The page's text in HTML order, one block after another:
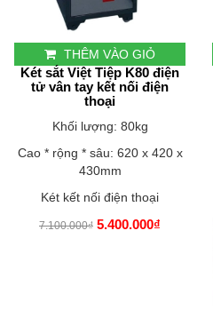
THÊM VÀO GIỎ
Két sắt Việt Tiệp K80 điện
tử vân tay kết nối điện
thoại
Khối lượng: 80kg
Cao * rộng * sâu: 620 x 420 x
430mm
Két kết nối điện thoại
7.100.000₫ 5.400.000₫